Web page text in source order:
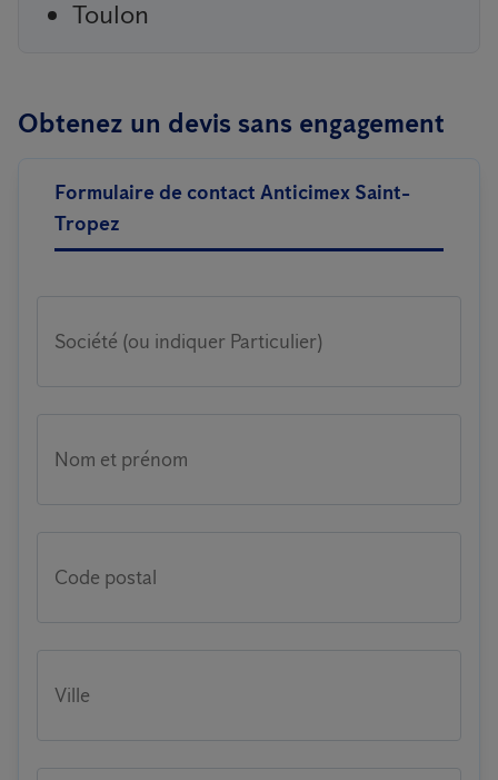
Toulon
Obtenez un devis sans engagement
Formulaire de contact Anticimex Saint-
Tropez
Société (ou indiquer Particulier)
Nom et prénom
Code postal
Ville